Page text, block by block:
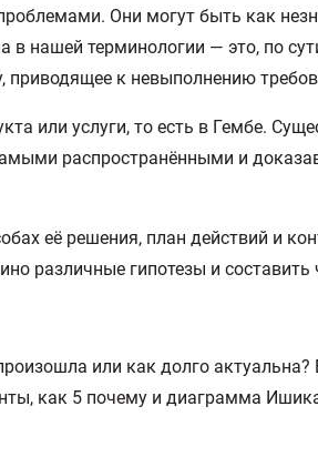
Они могут быть как
нашей терминологии — это, по
приводящее к невыполнению
или услуги, то есть в Гембе.
распространёнными и
её решения, план действий и
различные гипотезы и составить
или как долго
как 5 почему и диаграмма